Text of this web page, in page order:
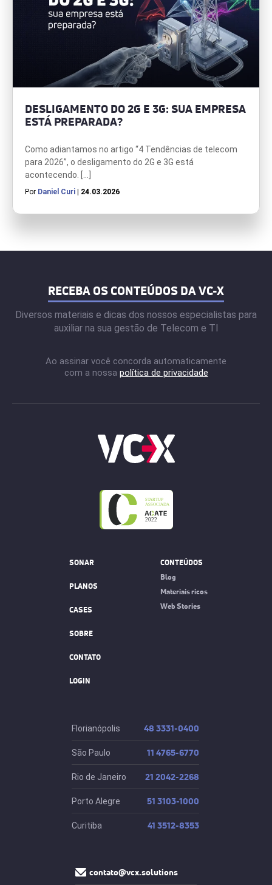
DESLIGAMENTO DO 2G E 3G: SUA EMPRESA
ESTÁ PREPARADA?
Como adiantamos no artigo “4 Tendências de telecom
para 2026”, o desligamento do 2G e 3G está
acontecendo. […]
Por Daniel Curi | 24.03.2026
RECEBA OS CONTEÚDOS DA VC-X
Diversos materiais e dicas dos nossos especialistas para
auxiliar na sua gestão de Telecom e TI
Ao assinar você concorda automaticamente
com a nossa política de privacidade
SONAR
PLANOS
CASES
SOBRE
CONTATO
LOGIN
CONTEÚDOS
Blog
Materiais ricos
Web Stories
Florianópolis 48 3331-0400
São Paulo 11 4765-6770
Rio de Janeiro 21 2042-2268
Porto Alegre 51 3103-1000
Curitiba 41 3512-8353
contato@vcx.solutions